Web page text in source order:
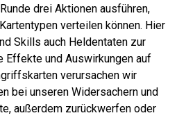
drei Aktionen ausführen,
verteilen können. Hier
Skills auch Heldentaten zur
Effekte und Auswirkungen auf
verursachen wir
bei unseren Widersachern und
außerdem zurückwerfen oder